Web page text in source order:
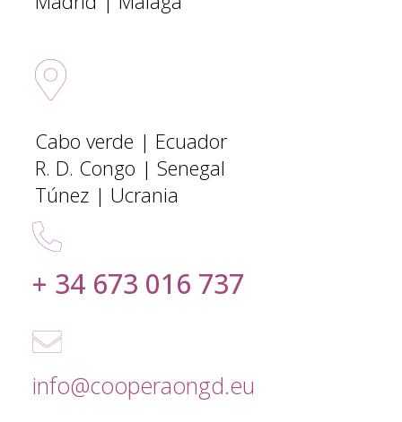
Cabo verde | Ecuador
R. D. Congo | Senegal
Túnez | Ucrania
+ 34 673 016 737
info@cooperaongd.eu